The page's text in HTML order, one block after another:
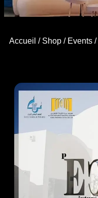
Accueil / Shop / Events /